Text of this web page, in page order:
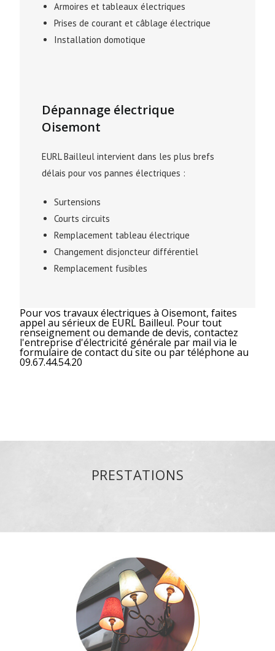
Armoires et tableaux électriques
Prises de courant et câblage électrique
Installation domotique
Dépannage électrique
Oisemont
EURL Bailleul intervient dans les plus brefs
délais pour vos pannes électriques :
Surtensions
Courts circuits
Remplacement tableau électrique
Changement disjoncteur différentiel
Remplacement fusibles
Pour vos travaux électriques à Oisemont, faites
appel au sérieux de EURL Bailleul. Pour tout
renseignement ou demande de devis, contactez
l'entreprise d'électricité générale par mail via le
formulaire de contact du site ou par téléphone au
09.67.44.54.20
PRESTATIONS